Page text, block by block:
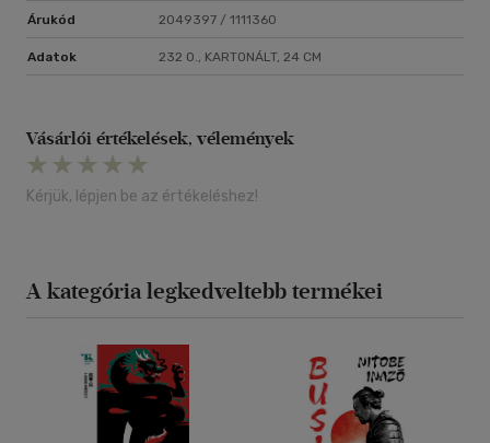
Árukód 2049397 / 1111360
Adatok 232 O., KARTONÁLT, 24 CM
Vásárlói értékelések, vélemények
Kérjük, lépjen be az értékeléshez!
A kategória legkedveltebb termékei